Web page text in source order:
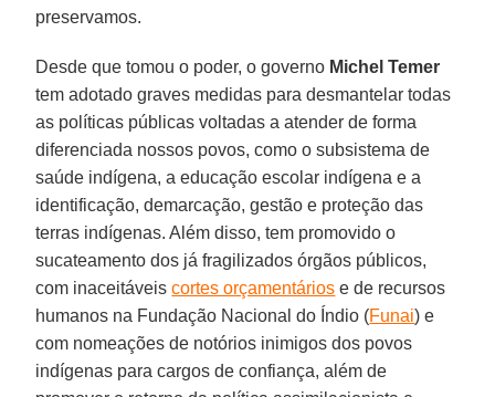
preservamos.
Desde que tomou o poder, o governo Michel Temer
tem adotado graves medidas para desmantelar todas
as políticas públicas voltadas a atender de forma
diferenciada nossos povos, como o subsistema de
saúde indígena, a educação escolar indígena e a
identificação, demarcação, gestão e proteção das
terras indígenas. Além disso, tem promovido o
sucateamento dos já fragilizados órgãos públicos,
com inaceitáveiscortes orçamentários e de recursos
humanos na Fundação Nacional do Índio (Funai) e
com nomeações de notórios inimigos dos povos
indígenas para cargos de confiança, além de